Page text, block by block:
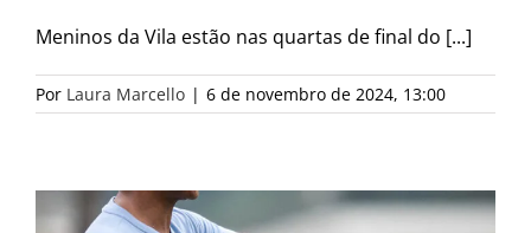
Meninos da Vila estão nas quartas de final do [...]
Por Laura Marcello | 6 de novembro de 2024, 13:00